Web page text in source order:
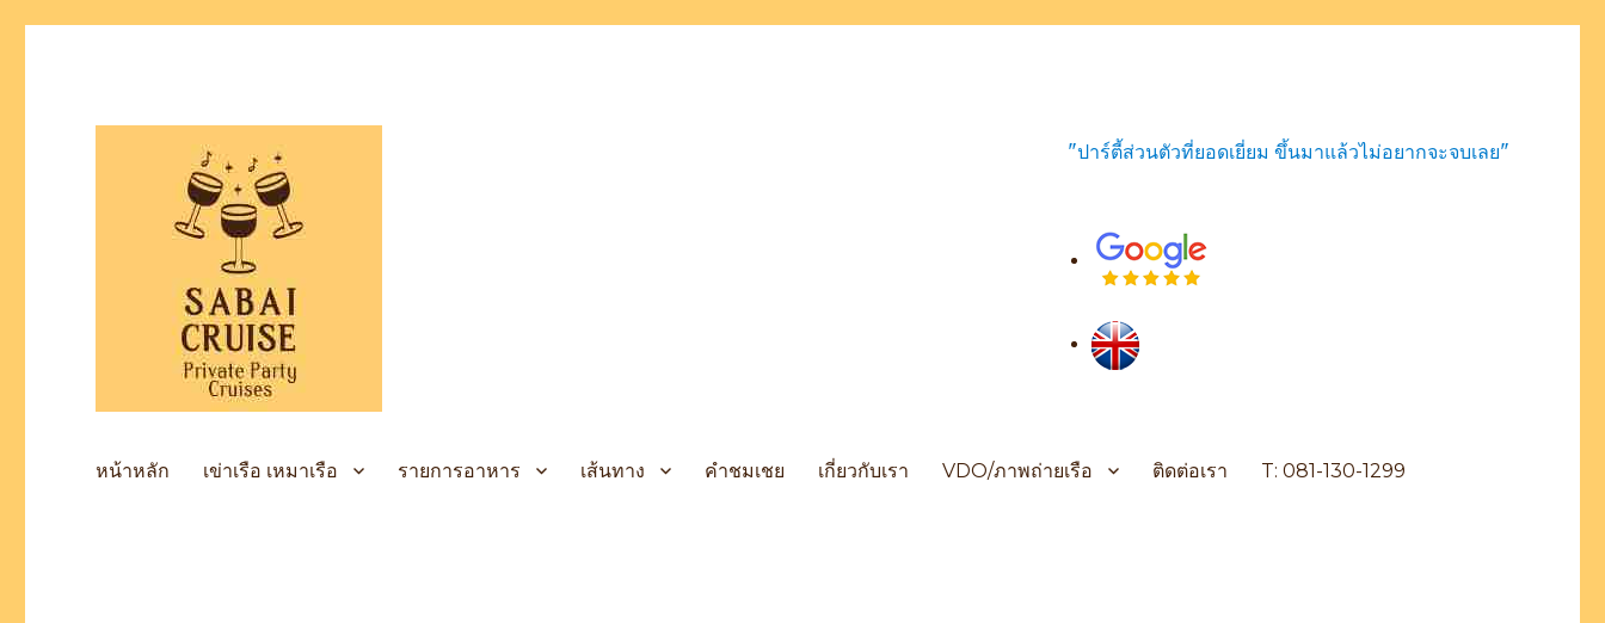
"ปาร์ตี้ส่วนตัวที่ยอดเยี่ยม ขึ้นมาแล้วไม่อยากจะจบเลย"
หน้าหลัก เข่าเรือ เหมาเรือ รายการอาหาร เส้นทาง คำชมเชย เกี่ยวกับเรา VDO/ภาพถ่ายเรือ ติดต่อเรา T: 081-130-1299